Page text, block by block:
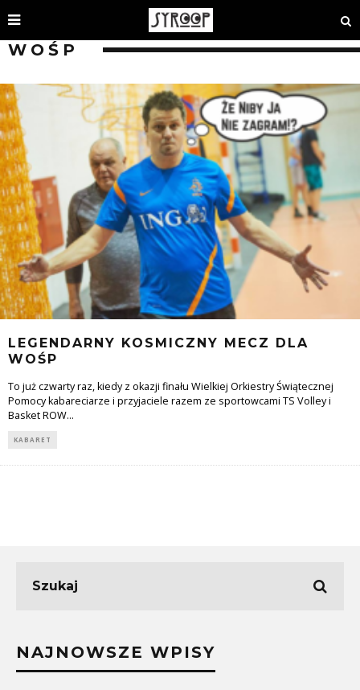
WOŚP
LEGENDARNY KOSMICZNY MECZ DLA
WOŚP
To już czwarty raz, kiedy z okazji finału Wielkiej Orkiestry Świątecznej
Pomocy kabareciarze i przyjaciele razem ze sportowcami TS Volley i
Basket ROW...
KABARET
NAJNOWSZE WPISY